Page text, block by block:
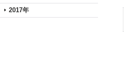
2017年